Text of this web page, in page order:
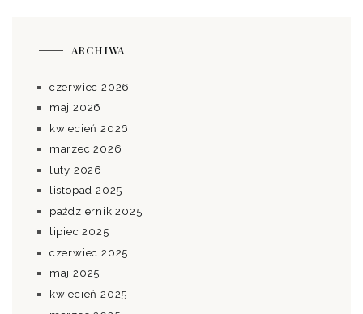
ARCHIWA
czerwiec 2026
maj 2026
kwiecień 2026
marzec 2026
luty 2026
listopad 2025
październik 2025
lipiec 2025
czerwiec 2025
maj 2025
kwiecień 2025